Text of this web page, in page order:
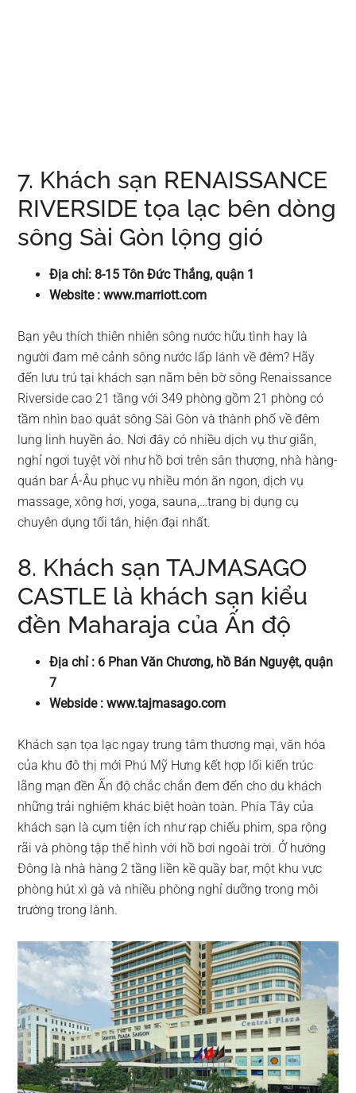
7. Khách sạn RENAISSANCE
RIVERSIDE tọa lạc bên dòng
sông Sài Gòn lộng gió
Địa chỉ: 8-15 Tôn Đức Thắng, quận 1
Website : www.marriott.com
Bạn yêu thích thiên nhiên sông nước hữu tình hay là
người đam mê cảnh sông nước lấp lánh về đêm? Hãy
đến lưu trú tại khách sạn nằm bên bờ sông Renaissance
Riverside cao 21 tầng với 349 phòng gồm 21 phòng có
tầm nhìn bao quát sông Sài Gòn và thành phố về đêm
lung linh huyền ảo. Nơi đây có nhiều dịch vụ thư giãn,
nghỉ ngơi tuyệt vời như hồ bơi trên sân thượng, nhà hàng-
quán bar Á-Âu phục vụ nhiều món ăn ngon, dịch vụ
massage, xông hơi, yoga, sauna,…trang bị dụng cụ
chuyên dụng tối tân, hiện đại nhất.
8. Khách sạn TAJMASAGO
CASTLE là khách sạn kiểu
đền Maharaja của Ấn độ
Địa chỉ : 6 Phan Văn Chương, hồ Bán Nguyệt, quận
7
Webside : www.tajmasago.com
Khách sạn tọa lạc ngay trung tâm thương mại, văn hóa
của khu đô thị mới Phú Mỹ Hưng kết hợp lối kiến trúc
lãng mạn đền Ấn độ chắc chắn đem đến cho du khách
những trải nghiệm khác biệt hoàn toàn. Phía Tây của
khách sạn là cụm tiện ích như rạp chiếu phim, spa rộng
rãi và phòng tập thể hình với hồ bơi ngoài trời. Ở hướng
Đông là nhà hàng 2 tầng liền kề quầy bar, một khu vực
phòng hút xì gà và nhiều phòng nghỉ dưỡng trong môi
trường trong lành.